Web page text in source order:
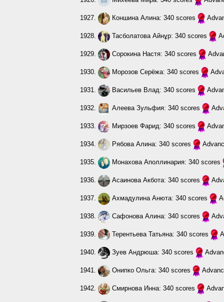
1927. Коншина Алина: 340 scores
1928. Тасболатова Айнұр: 340 scores
1929. Сорокина Настя: 340 scores
1930. Морозов Серёжа: 340 scores
1931. Васильев Влад: 340 scores
1932. Алеева Зульфия: 340 scores
1933. Мирзоев Фарид: 340 scores
1934. Рябова Алина: 340 scores
1935. Монахова Аполлинария: 340 scores
1936. Асаинова Акбота: 340 scores
1937. Ахмадулина Анюта: 340 scores
1938. Сафонова Алина: 340 scores
1939. Терентьева Татьяна: 340 scores
1940. Зуев Андрюша: 340 scores
1941. Онипко Ольга: 340 scores
1942. Смирнова Инна: 340 scores